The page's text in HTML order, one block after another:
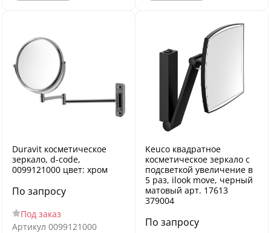
Duravit косметическое
зеркало, d-code,
0099121000 цвет: хром
По запросу
Под заказ
Артикул 0099121000
Keuco квадратное
косметическое зеркало с
подсветкой увеличение в
5 раз, ilook move, черный
матовый арт. 17613
379004
По запросу